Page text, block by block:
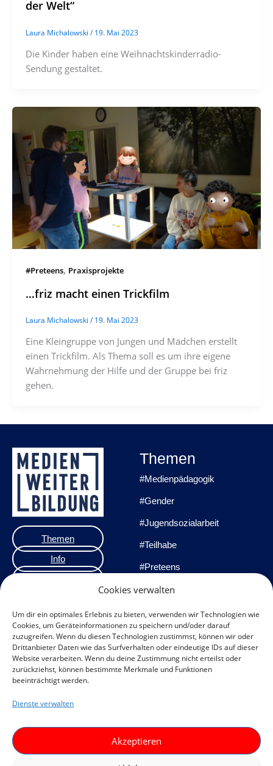
Cookies verwalten
Um dir ein optimales Erlebnis zu bieten, verwenden wir Technologien wie
Cookies, um Geräteinformationen zu speichern und/oder darauf
zuzugreifen. Wenn du diesen Technologien zustimmst, können wir oder
Drittanbieter Daten wie das Surfverhalten oder eindeutige IDs auf dieser
Website verarbeiten. Wenn du deine Zustimmung nicht erteilst oder
zurückziehst, können bestimmte Merkmale und Funktionen
beeinträchtigt werden.
Dienste verwalten
Akzeptieren
der Welt“
Laura Michalowski /19. Mai 2023
Die Kinder haben eine Weihnachtskinderradio-
Sendung gestaltet.
#Preteens, Praxisprojekte
…friz macht einen Trickfilm
Laura Michalowski /19. Mai 2023
Eine Kleingruppe von Jungen und Mädchen erstellt
einen Trickfilm. Als Thema soll es um ihre eigene
Wahrnehmung der Hilfe und der Gruppe bei friz
gehen.
Themen
Info
Impressum
Datenschutzerklärung
Datenschutz
F
a
I
n
Themen
#Medienpädagogik
#Gender
#Jugendsozialarbeit
#Teilhabe
#Preteens
#Praxisprojekte
#Methoden